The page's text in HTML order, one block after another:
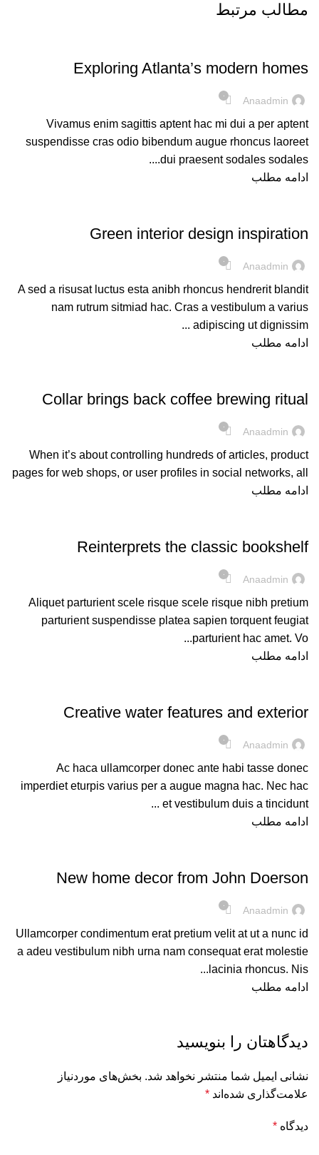
مطالب مرتبط
Exploring Atlanta’s modern homes
Anaadmin ۰
Vivamus enim sagittis aptent hac mi dui a per aptent
suspendisse cras odio bibendum augue rhoncus laoreet
dui praesent sodales sodales....
ادامه مطلب
Green interior design inspiration
Anaadmin ۰
A sed a risusat luctus esta anibh rhoncus hendrerit blandit
nam rutrum sitmiad hac. Cras a vestibulum a varius
adipiscing ut dignissim ...
ادامه مطلب
Collar brings back coffee brewing ritual
Anaadmin ۰
When it’s about controlling hundreds of articles, product
pages for web shops, or user profiles in social networks, all
ادامه مطلب
Reinterprets the classic bookshelf
Anaadmin ۰
Aliquet parturient scele risque scele risque nibh pretium
parturient suspendisse platea sapien torquent feugiat
parturient hac amet. Vo...
ادامه مطلب
Creative water features and exterior
Anaadmin ۰
Ac haca ullamcorper donec ante habi tasse donec
imperdiet eturpis varius per a augue magna hac. Nec hac
et vestibulum duis a tincidunt ...
ادامه مطلب
New home decor from John Doerson
Anaadmin ۰
Ullamcorper condimentum erat pretium velit at ut a nunc id
a adeu vestibulum nibh urna nam consequat erat molestie
lacinia rhoncus. Nis...
ادامه مطلب
دیدگاهتان را بنویسید
نشانی ایمیل شما منتشر نخواهد شد. بخش‌های موردنیاز
علامت‌گذاری شده‌اند *
دیدگاه *